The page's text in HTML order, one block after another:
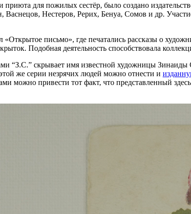
приюта для пожилых сестёр, было создано
Нестеров, Рерих, Бенуа, Сомов и др.
письмо», где печатались рассказы о
Подобная деятельность способствовала
“З.С.” скрывает имя известной художницы Зинаиды
же серии незрячих людей можно отнести и
можно привести тот факт, что представленный